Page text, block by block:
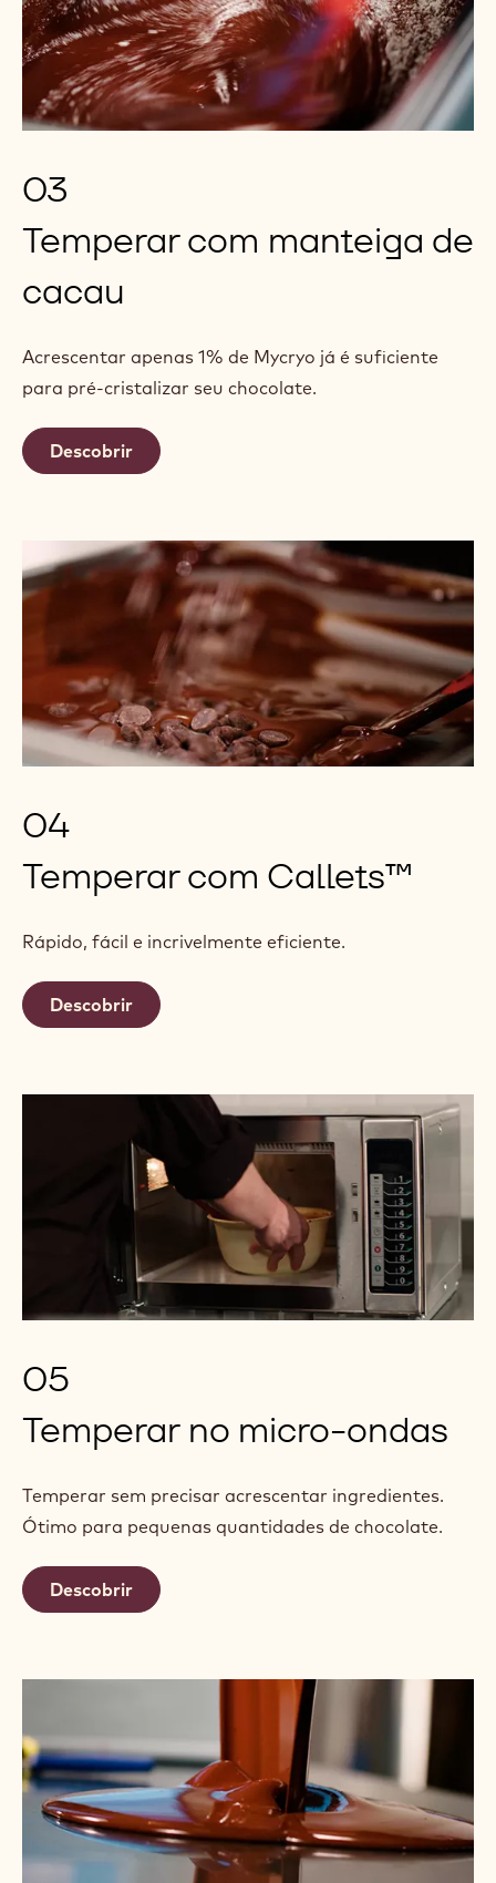
03
Temperar com manteiga de
cacau
Acrescentar apenas 1% de Mycryo já é suficiente
para pré-cristalizar seu chocolate.
Descobrir
04
Temperar com Callets™
Rápido, fácil e incrivelmente eficiente.
Descobrir
05
Temperar no micro-ondas
Temperar sem precisar acrescentar ingredientes.
Ótimo para pequenas quantidades de chocolate.
Descobrir